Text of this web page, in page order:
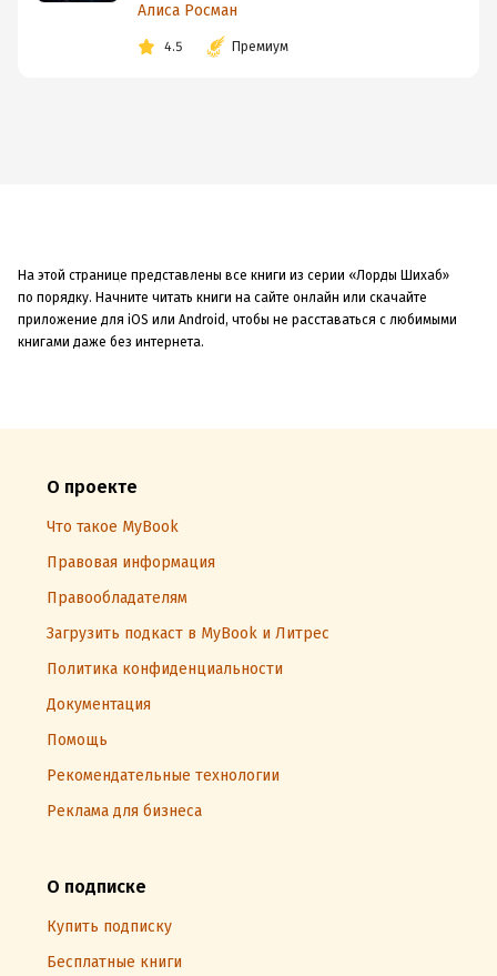
Алиса Росман
4.5 Премиум
На этой странице представлены все книги из серии «Лорды Шихаб»
по порядку. Начните читать книги на сайте онлайн или скачайте
приложение для iOS или Android, чтобы не расставаться с любимыми
книгами даже без интернета.
О проекте
Что такое MyBook
Правовая информация
Правообладателям
Загрузить подкаст в MyBook и Литрес
Политика конфиденциальности
Документация
Помощь
Рекомендательные технологии
Реклама для бизнеса
О подписке
Купить подписку
Бесплатные книги